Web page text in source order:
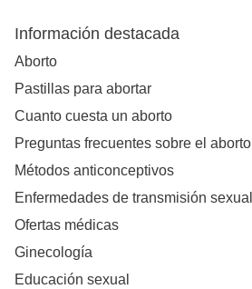
Información destacada
Aborto
Pastillas para abortar
Cuanto cuesta un aborto
Preguntas frecuentes sobre el aborto
Métodos anticonceptivos
Enfermedades de transmisión sexual
Ofertas médicas
Ginecología
Educación sexual